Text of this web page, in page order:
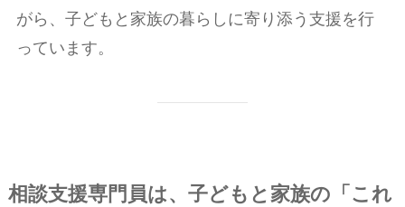
がら、子どもと家族の暮らしに寄り添う支援を行
っています。
相談支援専門員は、子どもと家族の「これ